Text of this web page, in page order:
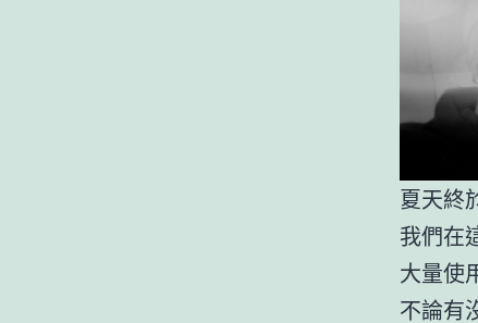
夏天終
我們在
大量使
不論有